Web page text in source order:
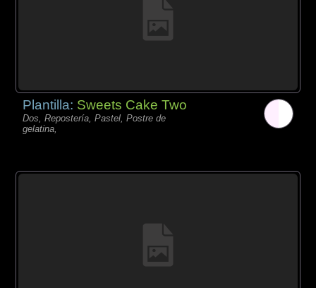
Plantilla: Sweets Cake Two
Dos, Repostería, Pastel, Postre de
gelatina,